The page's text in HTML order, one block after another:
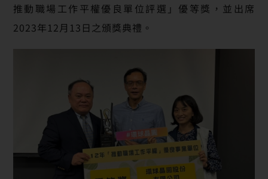
推動職場工作平權優良單位評選」優等獎，並出席
2023年12月13日之頒獎典禮。